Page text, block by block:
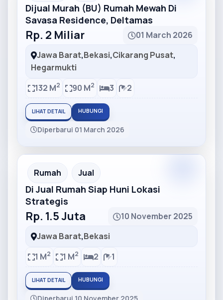
Dijual Murah (BU) Rumah Mewah Di
Savasa Residence, Deltamas
Rp. 2 Miliar
01 March 2026
Jawa Barat,Bekasi,Cikarang Pusat,
Hegarmukti
132 M2 90 M2 3 2
LIHAT DETAIL HUBUNGI
Diperbarui 01 March 2026
Partner Ad
Rumah Jual
Di Jual Rumah Siap Huni Lokasi
Strategis
Rp. 1.5 Juta
10 November 2025
Jawa Barat,Bekasi
1 M2 1 M2 2 1
LIHAT DETAIL HUBUNGI